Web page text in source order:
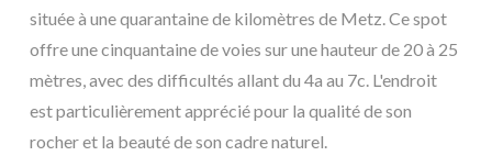
située à une quarantaine de kilomètres de Metz. Ce spot
offre une cinquantaine de voies sur une hauteur de 20 à 25
mètres, avec des difficultés allant du 4a au 7c. L'endroit
est particulièrement apprécié pour la qualité de son
rocher et la beauté de son cadre naturel.